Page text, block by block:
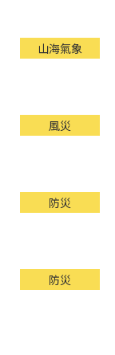
山海氣象
風災
防災
防災